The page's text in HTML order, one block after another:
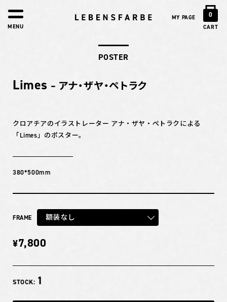
MY PAGE 0
CART
MENU
POSTER
Limes – アナ・ザヤ・ペトラク
クロアチアのイラストレーター アナ・ザヤ・ペトラクによる
「Limes」のポスター。
380*500mm
FRAME 額装なし
¥7,800
STOCK: 1